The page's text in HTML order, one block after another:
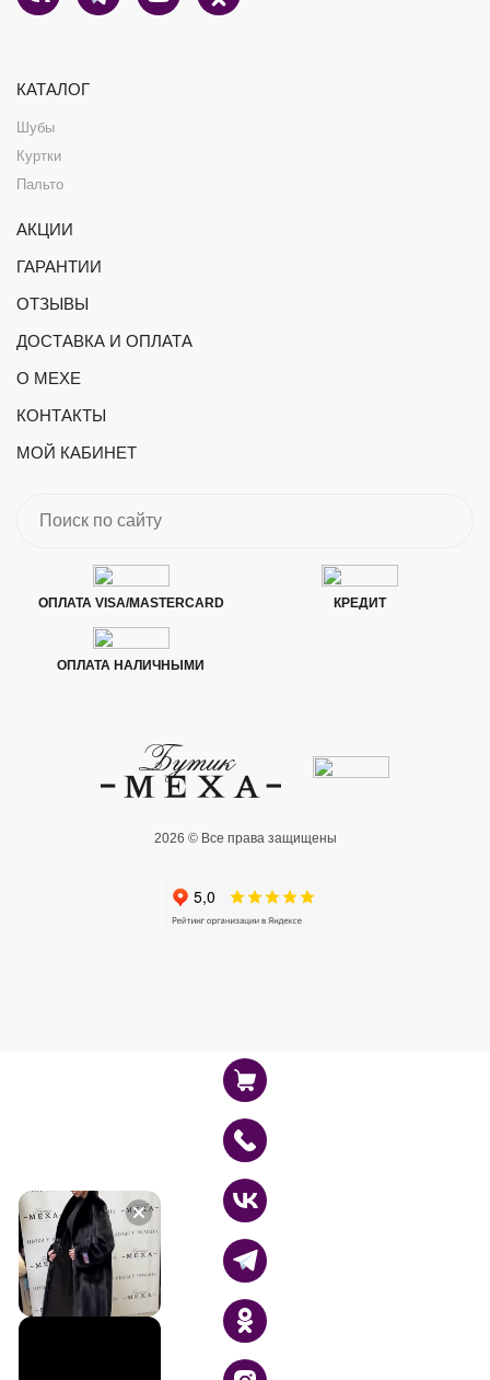
КАТАЛОГ
Шубы
Куртки
Пальто
АКЦИИ
ГАРАНТИИ
ОТЗЫВЫ
ДОСТАВКА И ОПЛАТА
О МЕХЕ
КОНТАКТЫ
МОЙ КАБИНЕТ
ОПЛАТА VISA/MASTERCARD КРЕДИТ
ОПЛАТА НАЛИЧНЫМИ
2026 © Все права защищены